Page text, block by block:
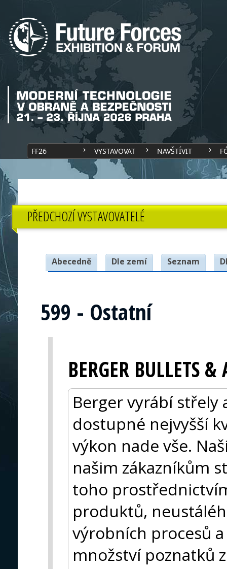
FF26 VYSTAVOVAT NAVŠTÍVIT
PŘEDCHOZÍ VYSTAVOVATELÉ
Abecedně Dle zemí Seznam
599 - Ostatní
BERGER BULLETS
Berger vyrábí střely
dostupné nejvyšší
výkon nade vše.
našim zákazníkům
toho
produktů,
výrobních procesů
množství poznatků